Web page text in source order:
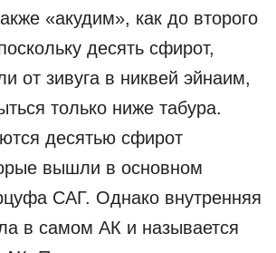
«акудим», как до второго
десять сфирот,
от зивуга в никвей эйнаим,
только ниже табура.
десятью сфирот
вышли в основном
САГ. Однако внутренняя
в самом АК и называется